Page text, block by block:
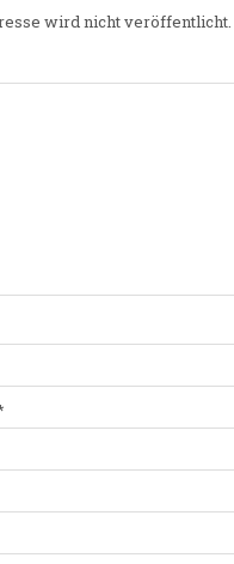
wird nicht veröffentlicht.